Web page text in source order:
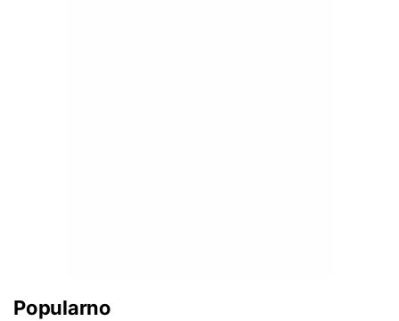
Popularno